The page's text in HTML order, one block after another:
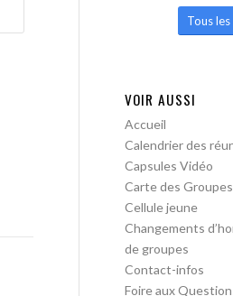
Tous
VOIR AUSSI
Accueil
Calendrier des
Capsules Vidéo
Carte des Groupes
Cellule jeune
Changements
de groupes
Contact-infos
Foire aux